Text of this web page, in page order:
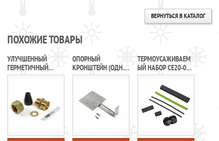
ВЕРНУТЬСЯ В КАТАЛОГ
ПОХОЖИЕ ТОВАРЫ
УЛУЧШЕННЫЙ
ГЕРМЕТИЧНЫЙ
ВВОД ETL-GLAND-01
ОПОРНЫЙ
КРОНШТЕЙН (ОДН.)
ИЗ НЕРЖАВЕЮЩЕЙ
СОЕДИНИТЕЛЬНОЙ
КОРОБКИ JB16-02
JB-SB-08
ТЕРМОУСАЖИВАЕМ
ЫЙ НАБОР СE20-01
ДЛЯ ПОДКЛЮЧЕНИЯ
ГРЕЮЩЕГО КАБЕЛЯ
К КОРОБКЕ